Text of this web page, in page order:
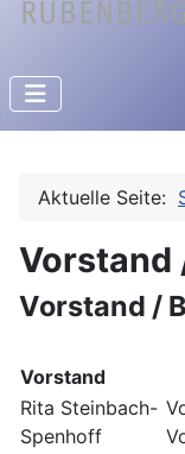
Aktuelle Seite:
Vorstand
Vorstand /
Vorstand
Rita Steinbach-
Spenhoff